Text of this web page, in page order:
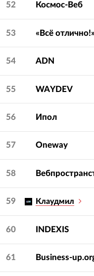
52 Космос-Веб
53 «Всё
54 ADN
55 WAYDEV
56 Ипол
57 Oneway
58
59 Клаудмил
60 INDEXIS
61 Business-